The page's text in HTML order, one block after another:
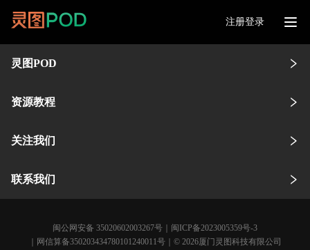
注册登录
灵图POD
资源教程
关注我们
联系我们
闽公网安备 35020602003267号
闽ICP备2023005359号-3
｜网信算备350203434780101240011号｜© 2026厦门灵图科技有限公司